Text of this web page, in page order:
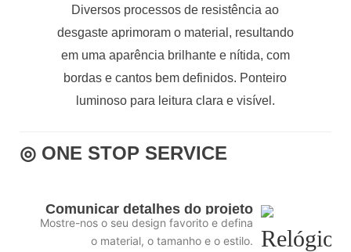
Diversos processos de resistência ao
desgaste aprimoram o material, resultando
em uma aparência brilhante e nítida, com
bordas e cantos bem definidos. Ponteiro
luminoso para leitura clara e visível.
◎ ONE STOP SERVICE
Comunicar detalhes do projeto
Mostre-nos o seu design favorito e defina
o material, o tamanho e o estilo.